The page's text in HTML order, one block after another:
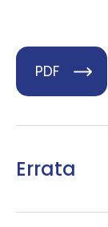
PDF
Errata